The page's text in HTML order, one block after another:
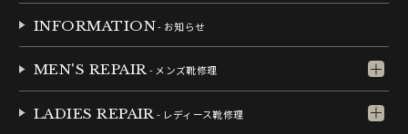
INFORMATION- お知らせ
MEN'S REPAIR- メンズ靴修理
LADIES REPAIR - レディース靴修理